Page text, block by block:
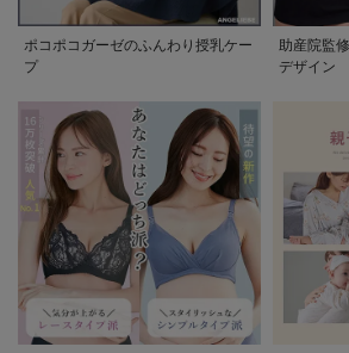
ポコポコガーゼのふんわり授乳ケー
プ
助産院監
デザイン